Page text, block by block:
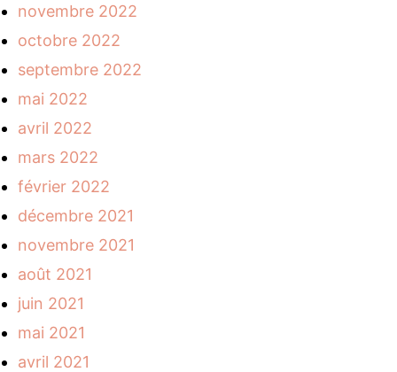
novembre 2022
octobre 2022
septembre 2022
mai 2022
avril 2022
mars 2022
février 2022
décembre 2021
novembre 2021
août 2021
juin 2021
mai 2021
avril 2021